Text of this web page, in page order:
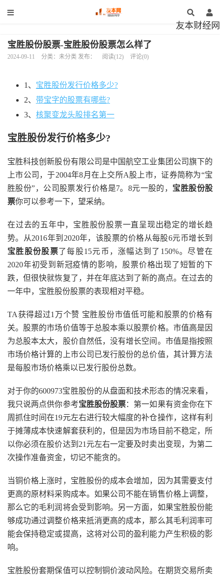
友本财经网
宝胜股份股票-宝胜股份股票怎么样了
2024-09-11 分类：未分类 发布： 阅读(12) 评论(0)
1、 宝胜股份发行价格多少?
2、 带宝字的股票有哪些?
3、 核聚变龙头股排名第一
宝胜股份发行价格多少?
宝胜科技创新股份有限公司是中国航空工业集团公司旗下的
上市公司，于2004年8月在上交所A股上市，证券简称为“宝
胜股份”，公司股票发行价格是7。8元一股的， 宝胜股份股
票你可以参考一下，望采纳。
在过去的五年中，宝胜股份股票一直呈现出稳定的增长趋
势。从2016年到2020年，该股票的价格从每股6元币增长到
宝胜股份股票了每股15元币，涨幅达到了150%。尽管在
2020年初受到新冠疫情的影响，股票价格出现了短暂的下
跌，但很快就恢复了，并在年底达到了新的高点。在过去的
一年中，宝胜股份股票的表现相对平稳。
TA获得超过1万个赞 宝胜股份市值低可能和股票的价格有
关。股票的市场价值等于总股本乘以股票价格。市值高是因
为总股本太大，股价自然低，没有增长空间。市值是指按照
市场价格计算的上市公司已发行股份的总价值，其计算方法
是每股市场价格乘以已发行股份总数。
对于你的600973宝胜股份的从盘面和技术形态的情况来看，
我只说两点供你参考宝胜股份股票：第一如果有资金你在下
周抓住时间在19元左右进行较大幅度的补仓操作，这样有利
于摊薄成本快速解套获利的，但是因为市场目前不稳定，所
以你必须在股价达到21元左右一定要及时卖出变现，为第二
次操作准备资金，切记不能贪的。
当铜价格上涨时，宝胜股份的成本会增加，因为其需要支付
更高的原材料采购成本。如果公司不能在销售价格上调整，
那么它的毛利润将会受到影响。另一方面，如果宝胜股份能
够成功通过调整价格来抵消更高的成本，那么其毛利润率可
能会保持稳定或提高，这将对公司的盈利能力产生积极的影
响。
宝胜股份套期保值可以控制铜价波动风险。在期货交易所卖